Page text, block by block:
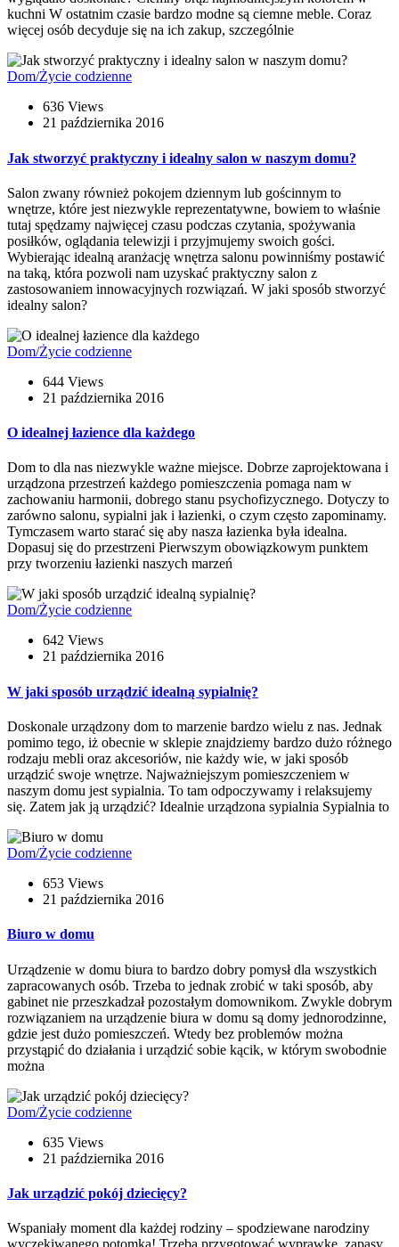
kuchni W ostatnim czasie bardzo modne są ciemne meble. Coraz
więcej osób decyduje się na ich zakup, szczególnie
Dom/Życie codzienne
636 Views
21 października 2016
Jak stworzyć praktyczny i idealny salon w naszym domu?
Salon zwany również pokojem dziennym lub gościnnym to
wnętrze, które jest niezwykle reprezentatywne, bowiem to właśnie
tutaj spędzamy najwięcej czasu podczas czytania, spożywania
posiłków, oglądania telewizji i przyjmujemy swoich gości.
Wybierając idealną aranżację wnętrza salonu powinniśmy postawić
na taką, która pozwoli nam uzyskać praktyczny salon z
zastosowaniem innowacyjnych rozwiązań. W jaki sposób stworzyć
idealny salon?
Dom/Życie codzienne
644 Views
21 października 2016
O idealnej łazience dla każdego
Dom to dla nas niezwykle ważne miejsce. Dobrze zaprojektowana i
urządzona przestrzeń każdego pomieszczenia pomaga nam w
zachowaniu harmonii, dobrego stanu psychofizycznego. Dotyczy to
zarówno salonu, sypialni jak i łazienki, o czym często zapominamy.
Tymczasem warto starać się aby nasza łazienka była idealna.
Dopasuj się do przestrzeni Pierwszym obowiązkowym punktem
przy tworzeniu łazienki naszych marzeń
Dom/Życie codzienne
642 Views
21 października 2016
W jaki sposób urządzić idealną sypialnię?
Doskonale urządzony dom to marzenie bardzo wielu z nas. Jednak
pomimo tego, iż obecnie w sklepie znajdziemy bardzo dużo różnego
rodzaju mebli oraz akcesoriów, nie każdy wie, w jaki sposób
urządzić swoje wnętrze. Najważniejszym pomieszczeniem w
naszym domu jest sypialnia. To tam odpoczywamy i relaksujemy
się. Zatem jak ją urządzić? Idealnie urządzona sypialnia Sypialnia to
Dom/Życie codzienne
653 Views
21 października 2016
Biuro w domu
Urządzenie w domu biura to bardzo dobry pomysł dla wszystkich
zapracowanych osób. Trzeba to jednak zrobić w taki sposób, aby
gabinet nie przeszkadzał pozostałym domownikom. Zwykle dobrym
rozwiązaniem na urządzenie biura w domu są domy jednorodzinne,
gdzie jest dużo pomieszczeń. Wtedy bez problemów można
przystąpić do działania i urządzić sobie kącik, w którym swobodnie
można
Dom/Życie codzienne
635 Views
21 października 2016
Jak urządzić pokój dziecięcy?
Wspaniały moment dla każdej rodziny – spodziewane narodziny
wyczekiwanego potomka! Trzeba przygotować wyprawkę, zapasy,